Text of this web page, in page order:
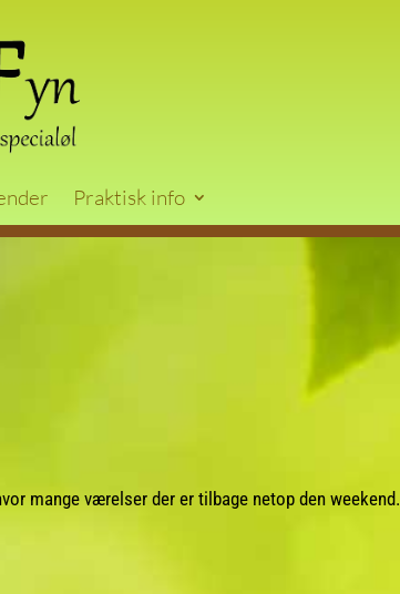
Praktisk info
mange værelser der er tilbage netop den weekend.